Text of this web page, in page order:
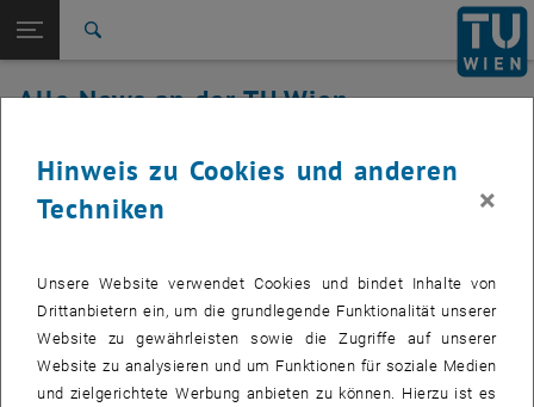
TU Login
Quicklinks
Quicklinks-Menü umschalten
Studium
International
Zur 1. Menü Ebene
Alle News
Zurück: Subseiten von TU Wien Startseite auflisten
Zurück zur letzten Ebene:
TU Wien Startseite
Alle News an der TU Wien
09. Dezember 2022
Service Center Öffnungszeiten
Angelika Müller
Erreichbarkeit während der Betriebseinschränkungen
Hinweis zu Cookies und anderen
Techniken
×
Unsere Website verwendet Cookies und bindet Inhalte von
Drittanbietern ein, um die grundlegende Funktionalität unserer
Website zu gewährleisten sowie die Zugriffe auf unserer
Website zu analysieren und um Funktionen für soziale Medien
und zielgerichtete Werbung anbieten zu können. Hierzu ist es